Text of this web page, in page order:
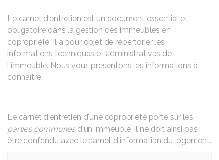
Le carnet d'entretien est un document essentiel et
obligatoire dans la gestion des immeubles en
copropriété. Il a pour objet de répertorier les
informations techniques et administratives de
l'immeuble. Nous vous présentons les informations à
connaître.
Le carnet d'entretien d'une copropriété porte sur les
parties communesd'un immeuble. Il ne doit ainsi pas
être confondu avec le carnet d'information du logement.